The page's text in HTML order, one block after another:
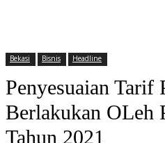
Bekasi Bisnis Headline
Penyesuaian
Berlakukan OLeh
Tahun 2021